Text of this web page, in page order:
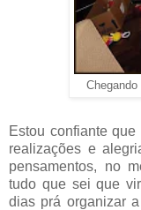
Estou confiante
realizações e
pensamentos, no
tudo que sei que
dias prá organizar